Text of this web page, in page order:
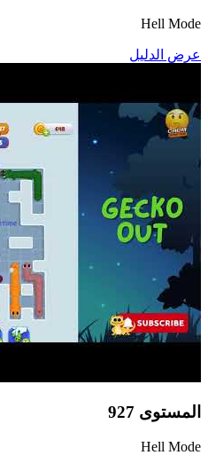
Hell Mode
عرض الدليل
المستوى 927
Hell Mode